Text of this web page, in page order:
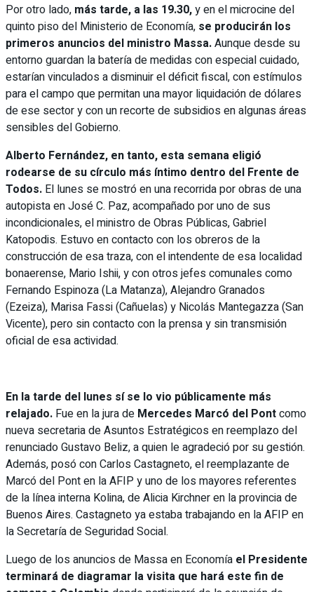
Por otro lado, más tarde, a las 19.30,y en el microcine del
quinto piso del Ministerio de Economía, se producirán los
primeros anuncios del ministro Massa.Aunque desde su
entorno guardan la batería de medidas con especial cuidado,
estarían vinculados a disminuir el déficit fiscal, con estímulos
para el campo que permitan una mayor liquidación de dólares
de ese sector y con un recorte de subsidios en algunas áreas
sensibles del Gobierno.
Alberto Fernández, en tanto, esta semana eligió
rodearse de su círculo más íntimo dentro del Frente de
Todos. El lunes se mostró en una recorrida por obras de una
autopista en José C. Paz, acompañado por uno de sus
incondicionales, el ministro de Obras Públicas, Gabriel
Katopodis. Estuvo en contacto con los obreros de la
construcción de esa traza, con el intendente de esa localidad
bonaerense, Mario Ishii, y con otros jefes comunales como
Fernando Espinoza (La Matanza), Alejandro Granados
(Ezeiza), Marisa Fassi (Cañuelas) y Nicolás Mantegazza (San
Vicente), pero sin contacto con la prensa y sin transmisión
oficial de esa actividad.
En la tarde del lunes sí se lo vio públicamente más
relajado. Fue en la jura de Mercedes Marcó del Pontcomo
nueva secretaria de Asuntos Estratégicos en reemplazo del
renunciado Gustavo Beliz, a quien le agradeció por su gestión.
Además, posó con Carlos Castagneto, el reemplazante de
Marcó del Pont en la AFIP y uno de los mayores referentes
de la línea interna Kolina, de Alicia Kirchner en la provincia de
Buenos Aires. Castagneto ya estaba trabajando en la AFIP en
la Secretaría de Seguridad Social.
Luego de los anuncios de Massa en Economía el Presidente
terminará de diagramar la visita que hará este fin de